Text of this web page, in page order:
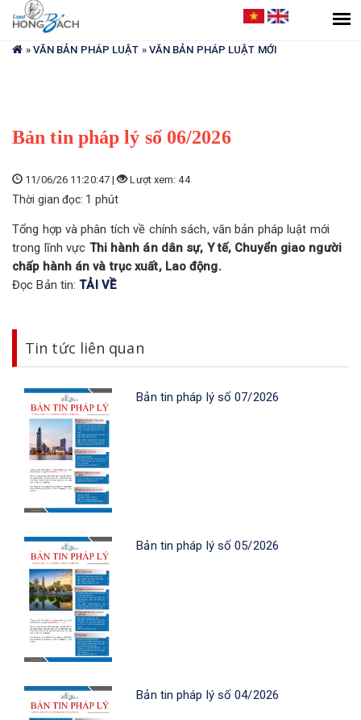
Bạn
đang
ở » VĂN BẢN PHÁP LUẬT » VĂN BẢN PHÁP LUẬT MỚI
Bản tin pháp lý số 06/2026
11/06/26 11:20:47 | Lượt xem: 44
Thời gian đọc: 1 phút
Tổng hợp và phân tích về chính sách, văn bản pháp luật mới
trong lĩnh vực Thi hành án dân sự, Y tế, Chuyển giao người
chấp hành án và trục xuất, Lao động.
Đọc Bản tin: TẢI VỀ
Tin tức liên quan
Bản tin pháp lý số 07/2026
Bản tin pháp lý số 05/2026
Bản tin pháp lý số 04/2026